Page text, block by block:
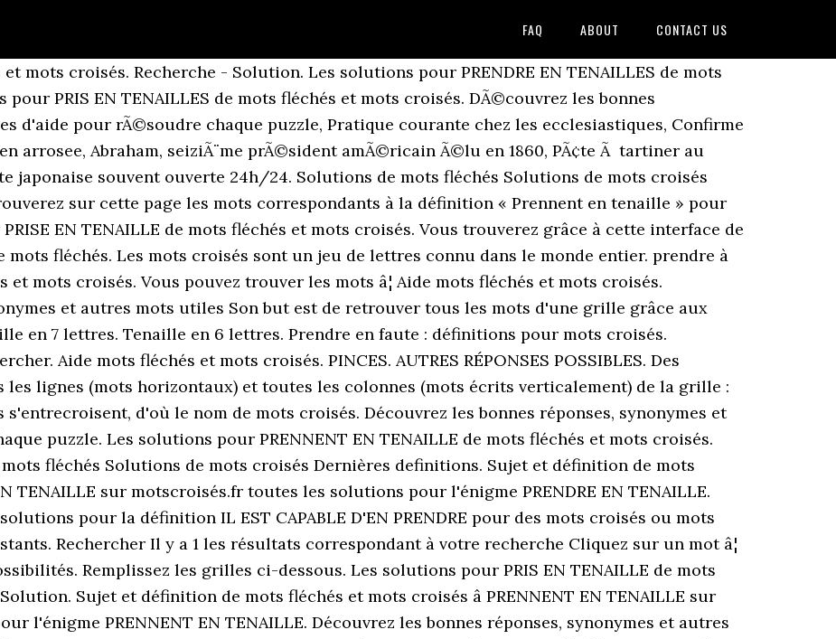
FAQ ABOUT CONTACT US
mots croisés. Recherche - Solution. Les solutions pour PRENDRE EN TENAILLES de mots
PRIS EN TENAILLES de mots fléchés et mots croisés. DÃ©couvrez les bonnes
d'aide pour rÃ©soudre chaque puzzle, Pratique courante chez les ecclesiastiques, Confirme
arrosee, Abraham, seiziÃ¨me prÃ©sident amÃ©ricain Ã©lu en 1860, PÃ¢te Ã tartiner au
japonaise souvent ouverte 24h/24. Solutions de mots fléchés Solutions de mots croisés
sur cette page les mots correspondants à la définition « Prennent en tenaille » pour
EN TENAILLE de mots fléchés et mots croisés. Vous trouverez grâce à cette interface de
fléchés. Les mots croisés sont un jeu de lettres connu dans le monde entier. prendre à
et mots croisés. Vous pouvez trouver les mots â¦ Aide mots fléchés et mots croisés.
et autres mots utiles Son but est de retrouver tous les mots d'une grille grâce aux
en 7 lettres. Tenaille en 6 lettres. Prendre en faute : définitions pour mots croisés.
Aide mots fléchés et mots croisés. PINCES. AUTRES RÉPONSES POSSIBLES. Des
lignes (mots horizontaux) et toutes les colonnes (mots écrits verticalement) de la grille :
d'où le nom de mots croisés. Découvrez les bonnes réponses, synonymes et
puzzle. Les solutions pour PRENNENT EN TENAILLE de mots fléchés et mots croisés.
fléchés Solutions de mots croisés Dernières definitions. Sujet et définition de mots
TENAILLE sur motscroisés.fr toutes les solutions pour l'énigme PRENDRE EN TENAILLE.
solutions pour la définition IL EST CAPABLE D'EN PRENDRE pour des mots croisés ou mots
Rechercher Il y a 1 les résultats correspondant à votre recherche Cliquez sur un mot â¦
Remplissez les grilles ci-dessous. Les solutions pour PRIS EN TENAILLE de mots
Sujet et définition de mots fléchés et mots croisés â PRENNENT EN TENAILLE sur
l'énigme PRENNENT EN TENAILLE. Découvrez les bonnes réponses, synonymes et autres